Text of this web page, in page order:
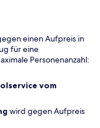
einen Aufpreis in
für eine
Personenanzahl:
vom
wird gegen Aufpreis